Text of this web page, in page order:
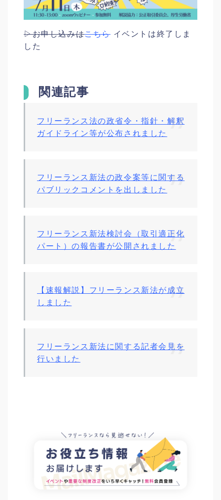
▷お申し込みはこちら イベントは終了しま
した
関連記事
フリーランス法の政省令・指針・解釈
ガイドライン等が公布されました
フリーランス新法の政令案等に関する
パブリックコメントを出しました
フリーランス新法検討会（取引適正化
パート）の報告書が公開されました
【速報解説】フリーランス新法が成立
しました
フリーランス新法に関する記者会見を
行いました